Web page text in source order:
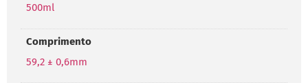
500ml
Comprimento
59,2 ± 0,6mm